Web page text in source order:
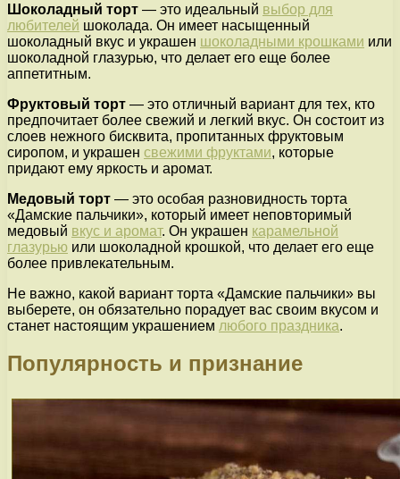
Шоколадный торт — это идеальный выбор для
любителей шоколада. Он имеет насыщенный
шоколадный вкус и украшен шоколадными крошками или
шоколадной глазурью, что делает его еще более
аппетитным.
Фруктовый торт — это отличный вариант для тех, кто
предпочитает более свежий и легкий вкус. Он состоит из
слоев нежного бисквита, пропитанных фруктовым
сиропом, и украшен свежими фруктами, которые
придают ему яркость и аромат.
Медовый торт — это особая разновидность торта
«Дамские пальчики», который имеет неповторимый
медовый вкус и аромат. Он украшен карамельной
глазурью или шоколадной крошкой, что делает его еще
более привлекательным.
Не важно, какой вариант торта «Дамские пальчики» вы
выберете, он обязательно порадует вас своим вкусом и
станет настоящим украшением любого праздника.
Популярность и признание